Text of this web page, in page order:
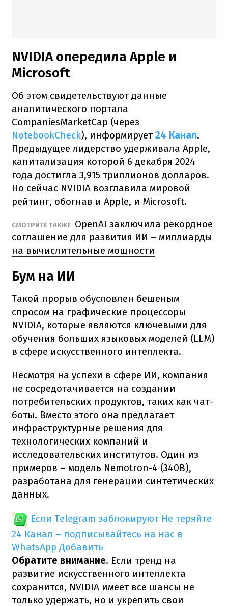
NVIDIA опередила Apple и
Microsoft
Об этом свидетельствуют данные
аналитического портала
CompaniesMarketCap (через
NotebookCheck), информирует24 Канал.
Предыдущее лидерство удерживала Apple,
капитализация которой 6 декабря 2024
года достигла 3,915 триллионов долларов.
Но сейчас NVIDIA возглавила мировой
рейтинг, обогнав и Apple, и Microsoft.
СМОТРИТЕ ТАКЖЕ OpenAI заключила рекордное
соглашение для развития ИИ – миллиарды
на вычислительные мощности
Бум на ИИ
Такой прорыв обусловлен бешеным
спросом на графические процессоры
NVIDIA, которые являются ключевыми для
обучения больших языковых моделей (LLM)
в сфере искусственного интеллекта.
Несмотря на успехи в сфере ИИ, компания
не сосредотачивается на создании
потребительских продуктов, таких как чат-
боты. Вместо этого она предлагает
инфраструктурные решения для
технологических компаний и
исследовательских институтов. Один из
примеров – модель Nemotron-4 (340B),
разработана для генерации синтетических
данных.
Если Telegram заблокируют Не теряйте
24 Канал – подписывайтесь на нас в
WhatsApp Добавить
Обратите внимание. Если тренд на
развитие искусственного интеллекта
сохранится, NVIDIA имеет все шансы не
только удержать, но и укрепить свои